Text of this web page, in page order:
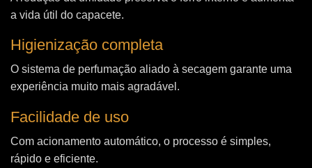
a vida útil do capacete.
Higienização completa
O sistema de perfumação aliado à secagem garante uma
experiência muito mais agradável.
Facilidade de uso
Com acionamento automático, o processo é simples,
rápido e eficiente.